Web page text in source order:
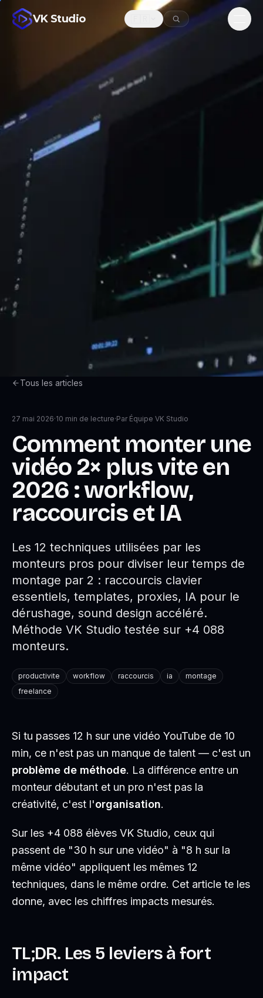
VK Studio
Tous les articles
27 mai 2026·10 min de lecture·Par Équipe VK Studio
Comment monter une
vidéo 2× plus vite en
2026 : workflow,
raccourcis et IA
Les 12 techniques utilisées par les
monteurs pros pour diviser leur temps de
montage par 2 : raccourcis clavier
essentiels, templates, proxies, IA pour le
dérushage, sound design accéléré.
Méthode VK Studio testée sur +4 088
monteurs.
productivite workflow raccourcis ia
montage
freelance
Si tu passes 12 h sur une vidéo YouTube de 10
min, ce n'est pas un manque de talent — c'est un
problème de méthode. La différence entre un
monteur débutant et un pro n'est pas la
créativité, c'est l'organisation.
Sur les +4 088 élèves VK Studio, ceux qui
passent de "30 h sur une vidéo" à "8 h sur la
même vidéo" appliquent les mêmes 12
techniques, dans le même ordre. Cet article te les
donne, avec les chiffres impacts mesurés.
TL;DR. Les 5 leviers à fort
impact